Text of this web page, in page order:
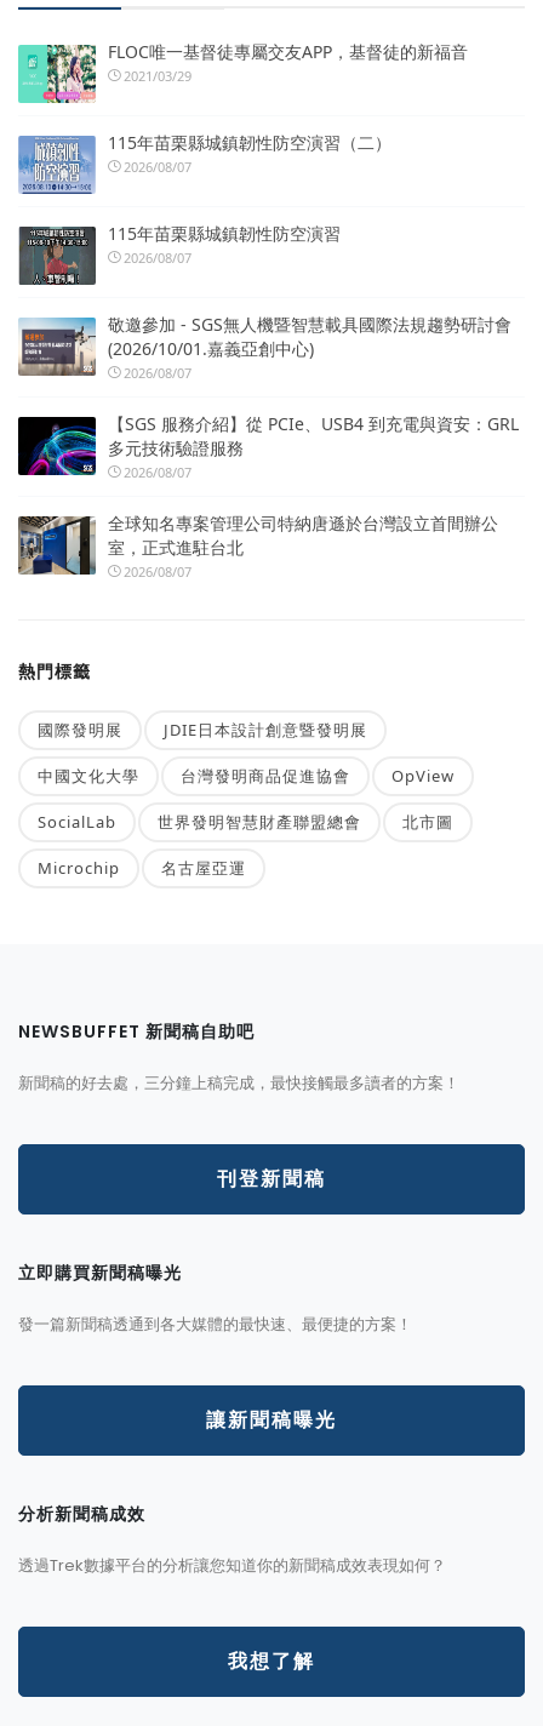
FLOC唯一基督徒專屬交友APP，基督徒的新福音
2021/03/29
115年苗栗縣城鎮韌性防空演習（二）
2026/08/07
115年苗栗縣城鎮韌性防空演習
2026/08/07
敬邀參加 - SGS無人機暨智慧載具國際法規趨勢研討會
(2026/10/01.嘉義亞創中心)
2026/08/07
【SGS 服務介紹】從 PCIe、USB4 到充電與資安：GRL
多元技術驗證服務
2026/08/07
全球知名專案管理公司特納唐遜於台灣設立首間辦公
室，正式進駐台北
2026/08/07
熱門標籤
國際發明展 JDIE日本設計創意暨發明展
中國文化大學 台灣發明商品促進協會 OpView
SocialLab 世界發明智慧財產聯盟總會 北市圖
Microchip 名古屋亞運
NEWSBUFFET 新聞稿自助吧
新聞稿的好去處，三分鐘上稿完成，最快接觸最多讀者的方案！
刊登新聞稿
立即購買新聞稿曝光
發一篇新聞稿透通到各大媒體的最快速、最便捷的方案！
讓新聞稿曝光
分析新聞稿成效
透過Trek數據平台的分析讓您知道你的新聞稿成效表現如何？
我想了解